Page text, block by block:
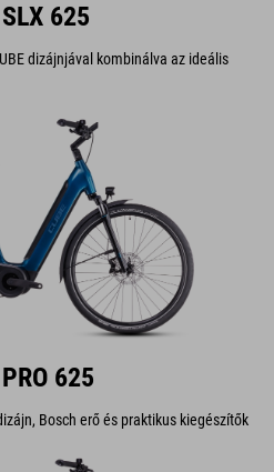
625
dizájnjával kombinálva az ideális
625
Bosch erő és praktikus kiegészítők